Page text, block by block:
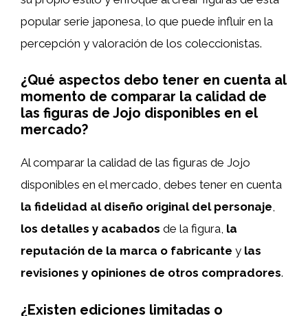
popular serie japonesa, lo que puede influir en la
percepción y valoración de los coleccionistas.
¿Qué aspectos debo tener en cuenta al
momento de comparar la calidad de
las figuras de Jojo disponibles en el
mercado?
Al comparar la calidad de las figuras de Jojo
disponibles en el mercado, debes tener en cuenta
la fidelidad al diseño original del personaje,
los detalles y acabados de la figura, la
reputación de la marca o fabricante y las
revisiones y opiniones de otros compradores.
¿Existen ediciones limitadas o